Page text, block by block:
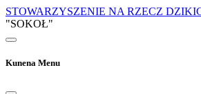
STOWARZYSZENIE NA RZECZ
"SOKOŁ"
Kunena Menu